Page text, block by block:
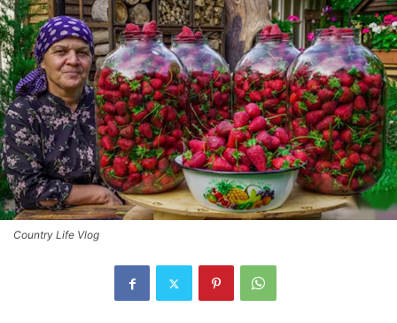
Country Life Vlog